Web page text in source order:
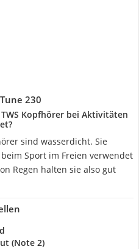
230
TWS Kopfhörer bei Aktivitäten
sind wasserdicht. Sie
Sport im Freien verwendet
Regen halten sie also gut
(Note 2)